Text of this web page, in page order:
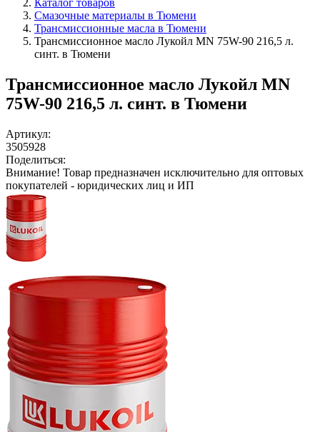
Каталог товаров
Смазочные материалы в Тюмени
Трансмиссионные масла в Тюмени
Трансмиссионное масло Лукойл MN 75W-90 216,5 л.
синт. в Тюмени
Трансмиссионное масло Лукойл MN
75W-90 216,5 л. синт. в Тюмени
Артикул:
3505928
Поделиться:
Внимание! Товар предназначен исключительно для оптовых
покупателей - юридических лиц и ИП